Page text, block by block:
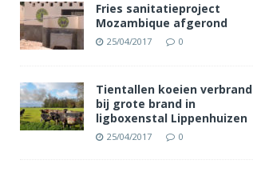
Fries sanitatieproject
Mozambique afgerond
25/04/2017 0
Tientallen koeien verbrand
bij grote brand in
ligboxenstal Lippenhuizen
25/04/2017 0